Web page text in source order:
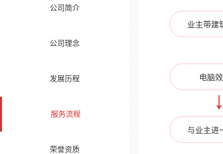
公司简介
公司理念
发展历程
服务流程
荣誉资质
业主带建
电脑
与业主进